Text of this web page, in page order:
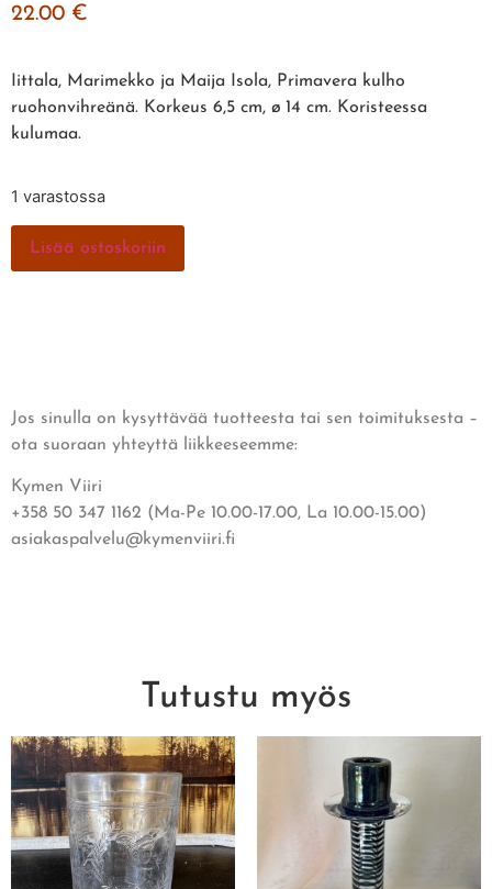
22.00 €
Iittala, Marimekko ja Maija Isola, Primavera kulho
ruohonvihreänä. Korkeus 6,5 cm, ø 14 cm. Koristeessa
kulumaa.
1 varastossa
Lisää ostoskoriin
Jos sinulla on kysyttävää tuotteesta tai sen toimituksesta –
ota suoraan yhteyttä liikkeeseemme:
Kymen Viiri
+358 50 347 1162 (Ma-Pe 10.00-17.00, La 10.00-15.00)
asiakaspalvelu@kymenviiri.fi
Tutustu myös